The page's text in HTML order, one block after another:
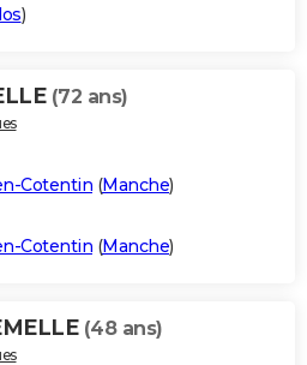
)
(72 ans)
Cotentin (Manche)
Cotentin (Manche)
(48 ans)